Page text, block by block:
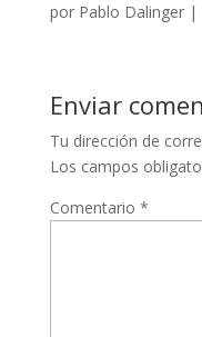
por Pablo Dalinger|
Enviar
Tu dirección de
Los campos
Comentario *